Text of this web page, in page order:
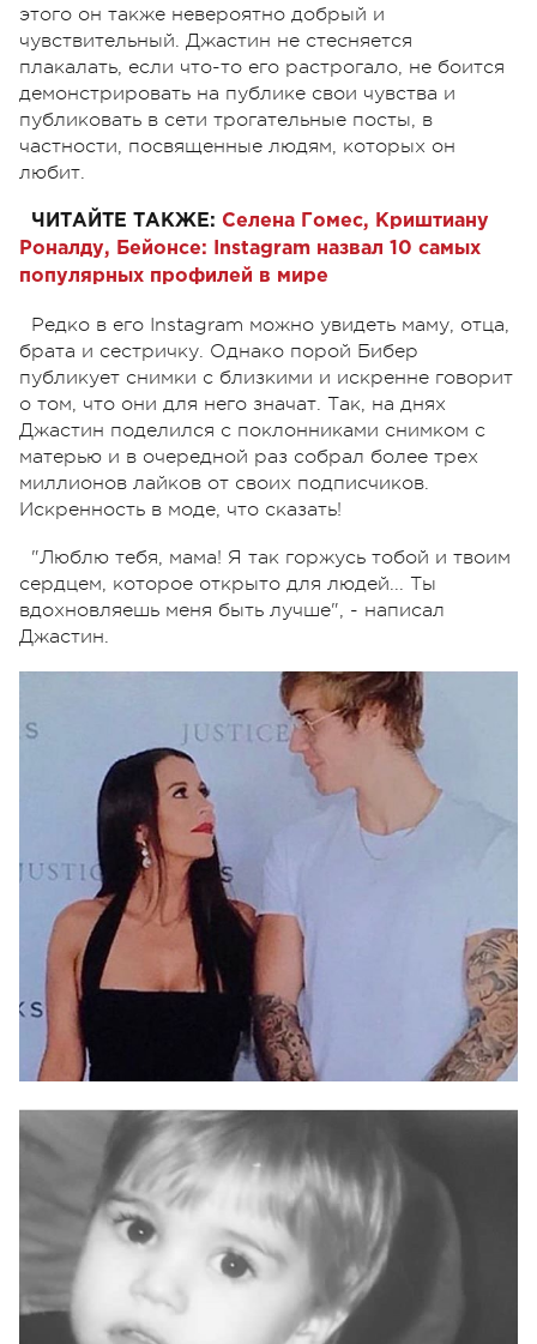
этого он также невероятно добрый и
чувствительный. Джастин не стесняется
плакалать, если что-то его растрогало, не боится
демонстрировать на публике свои чувства и
публиковать в сети трогательные посты, в
частности, посвященные людям, которых он
любит.
ЧИТАЙТЕ ТАКЖЕ: Селена Гомес, Криштиану
Роналду, Бейонсе: Instagram назвал 10 самых
популярных профилей в мире
Редко в его Instagram можно увидеть маму, отца,
брата и сестричку. Однако порой Бибер
публикует снимки с близкими и искренне говорит
о том, что они для него значат. Так, на днях
Джастин поделился с поклонниками снимком с
матерью и в очередной раз собрал более трех
миллионов лайков от своих подписчиков.
Искренность в моде, что сказать!
"Люблю тебя, мама! Я так горжусь тобой и твоим
сердцем, которое открыто для людей... Ты
вдохновляешь меня быть лучше", - написал
Джастин.